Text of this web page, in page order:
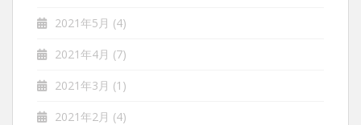
2021年5月 (4)
2021年4月 (7)
2021年3月 (1)
2021年2月 (4)